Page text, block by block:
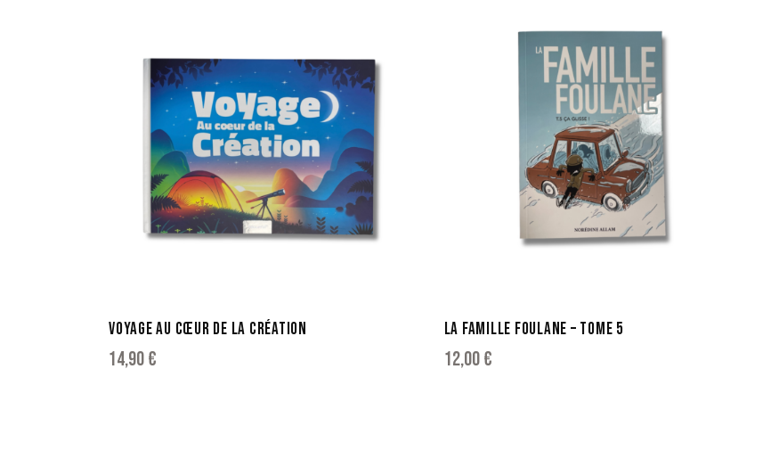
VOYAGE AU CŒUR DE LA CRÉATION
14,90€
LA FAMILLE FOULANE – TOME 5
12,00€